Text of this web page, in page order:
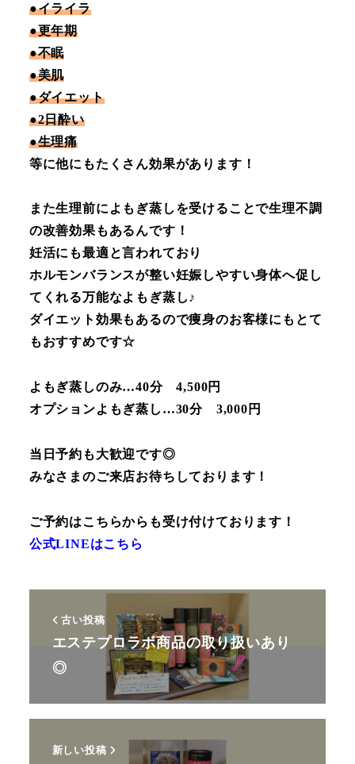
●イライラ
●更年期
●不眠
●美肌
●ダイエット
●2日酔い
●生理痛
等に他にもたくさん効果があります！
また生理前によもぎ蒸しを受けることで生理不調
の改善効果もあるんです！
妊活にも最適と言われており
ホルモンバランスが整い妊娠しやすい身体へ促し
てくれる万能なよもぎ蒸し♪
ダイエット効果もあるので痩身のお客様にもとて
もおすすめです☆
よもぎ蒸しのみ…40分 4,500円
オプションよもぎ蒸し…30分 3,000円
当日予約も大歓迎です◎
みなさまのご来店お待ちしております！
ご予約はこちらからも受け付けております！
公式LINEはこちら
古い投稿
エステプロラボ商品の取り扱いあり
◎
新しい投稿